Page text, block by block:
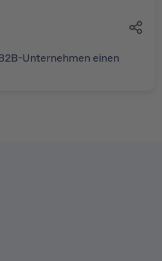
Unternehmen einen